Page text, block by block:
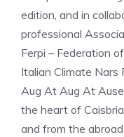
edition, and in
professional
Ferpi – Federation
Italian Climate
Aug At Aug At
the heart of
and from the